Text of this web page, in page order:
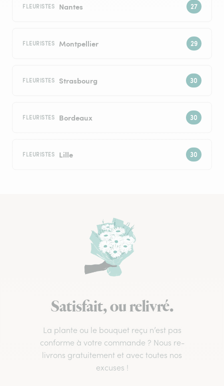
FLEURISTES Nantes
FLEURISTES Montpellier
FLEURISTES Strasbourg
FLEURISTES Bordeaux
FLEURISTES Lille
Satisfait, ou relivré.
La plante ou le bouquet reçu n’est pas
conforme à votre commande ? Nous re-
livrons gratuitement et avec toutes nos
excuses !